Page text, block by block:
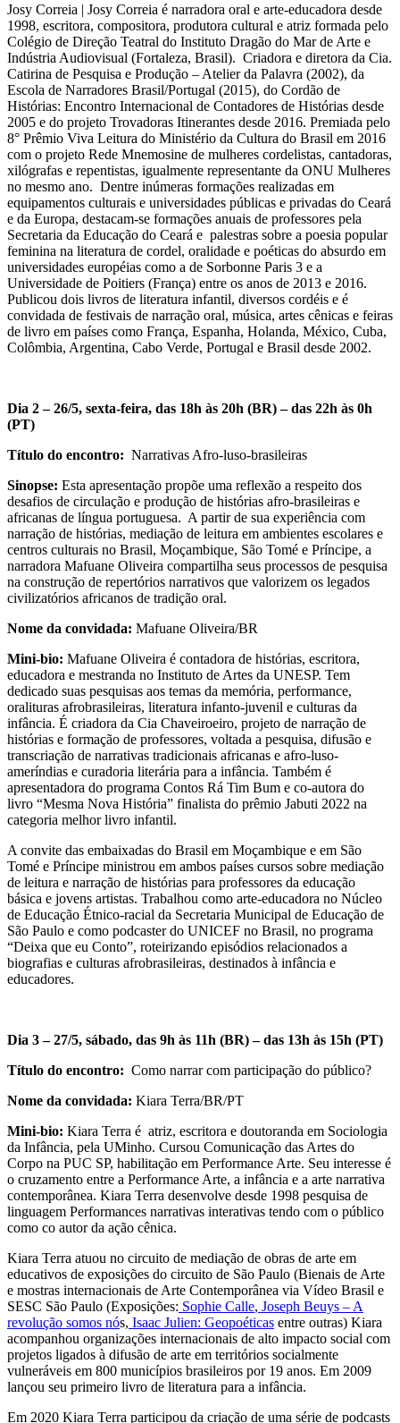
Josy Correia | Josy Correia é narradora oral e arte-educadora desde
1998, escritora, compositora, produtora cultural e atriz formada pelo
Colégio de Direção Teatral do Instituto Dragão do Mar de Arte e
Indústria Audiovisual (Fortaleza, Brasil). Criadora e diretora da Cia.
Catirina de Pesquisa e Produção – Atelier da Palavra (2002), da
Escola de Narradores Brasil/Portugal (2015), do Cordão de
Histórias: Encontro Internacional de Contadores de Histórias desde
2005 e do projeto Trovadoras Itinerantes desde 2016. Premiada pelo
8° Prêmio Viva Leitura do Ministério da Cultura do Brasil em 2016
com o projeto Rede Mnemosine de mulheres cordelistas, cantadoras,
xilógrafas e repentistas, igualmente representante da ONU Mulheres
no mesmo ano. Dentre inúmeras formações realizadas em
equipamentos culturais e universidades públicas e privadas do Ceará
e da Europa, destacam-se formações anuais de professores pela
Secretaria da Educação do Ceará e palestras sobre a poesia popular
feminina na literatura de cordel, oralidade e poéticas do absurdo em
universidades européias como a de Sorbonne Paris 3 e a
Universidade de Poitiers (França) entre os anos de 2013 e 2016.
Publicou dois livros de literatura infantil, diversos cordéis e é
convidada de festivais de narração oral, música, artes cênicas e feiras
de livro em países como França, Espanha, Holanda, México, Cuba,
Colômbia, Argentina, Cabo Verde, Portugal e Brasil desde 2002.
Dia 2 – 26/5, sexta-feira, das 18h às 20h (BR) – das 22h às 0h
(PT)
Título do encontro: Narrativas Afro-luso-brasileiras
Sinopse: Esta apresentação propõe uma reflexão a respeito dos
desafios de circulação e produção de histórias afro-brasileiras e
africanas de língua portuguesa. A partir de sua experiência com
narração de histórias, mediação de leitura em ambientes escolares e
centros culturais no Brasil, Moçambique, São Tomé e Príncipe, a
narradora Mafuane Oliveira compartilha seus processos de pesquisa
na construção de repertórios narrativos que valorizem os legados
civilizatórios africanos de tradição oral.
Nome da convidada: Mafuane Oliveira/BR
Mini-bio: Mafuane Oliveira é contadora de histórias, escritora,
educadora e mestranda no Instituto de Artes da UNESP. Tem
dedicado suas pesquisas aos temas da memória, performance,
oralituras afrobrasileiras, literatura infanto-juvenil e culturas da
infância. É criadora da Cia Chaveiroeiro, projeto de narração de
histórias e formação de professores, voltada a pesquisa, difusão e
transcriação de narrativas tradicionais africanas e afro-luso-
ameríndias e curadoria literária para a infância. Também é
apresentadora do programa Contos Rá Tim Bum e co-autora do
livro “Mesma Nova História” finalista do prêmio Jabuti 2022 na
categoria melhor livro infantil.
A convite das embaixadas do Brasil em Moçambique e em São
Tomé e Príncipe ministrou em ambos países cursos sobre mediação
de leitura e narração de histórias para professores da educação
básica e jovens artistas. Trabalhou como arte-educadora no Núcleo
de Educação Étnico-racial da Secretaria Municipal de Educação de
São Paulo e como podcaster do UNICEF no Brasil, no programa
“Deixa que eu Conto”, roteirizando episódios relacionados a
biografias e culturas afrobrasileiras, destinados à infância e
educadores.
Dia 3 – 27/5, sábado, das 9h às 11h (BR) – das 13h às 15h (PT)
Título do encontro: Como narrar com participação do público?
Nome da convidada: Kiara Terra/BR/PT
Mini-bio: Kiara Terra é atriz, escritora e doutoranda em Sociologia
da Infância, pela UMinho. Cursou Comunicação das Artes do
Corpo na PUC SP, habilitação em Performance Arte. Seu interesse é
o cruzamento entre a Performance Arte, a infância e a arte narrativa
contemporânea. Kiara Terra desenvolve desde 1998 pesquisa de
linguagem Performances narrativas interativas tendo com o público
como co autor da ação cênica.
Kiara Terra atuou no circuito de mediação de obras de arte em
educativos de exposições do circuito de São Paulo (Bienais de Arte
e mostras internacionais de Arte Contemporânea via Vídeo Brasil e
SESC São Paulo (Exposições: Sophie Calle, Joseph Beuys – A
revolução somos nós, Isaac Julien: Geopoéticas entre outras) Kiara
acompanhou organizações internacionais de alto impacto social com
projetos ligados à difusão de arte em territórios socialmente
vulneráveis em 800 municípios brasileiros por 19 anos. Em 2009
lançou seu primeiro livro de literatura para a infância.
Em 2020 Kiara Terra participou da criação de uma série de podcasts